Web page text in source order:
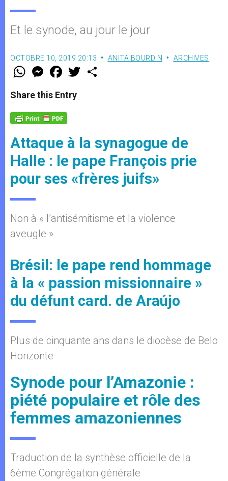
Et le synode, au jour le jour
OCTOBRE 10, 2019 20:13 ANITA BOURDIN ARCHIVES
W
t
s
p
p
M
e
s
e
g
e
F
a
e
b
o
k
w
Share this Entry
Attaque à la synagogue de
Halle : le pape François prie
pour ses «frères juifs»
Non à « l’antisémitisme et la violence
aveugle »
Brésil: le pape rend hommage
à la « passion missionnaire »
du défunt card. de Araújo
Plus de cinquante ans dans le diocèse de Belo
Horizonte
Synode pour l’Amazonie :
piété populaire et rôle des
femmes amazoniennes
Traduction de la synthèse officielle de la
6ème Congrégation générale